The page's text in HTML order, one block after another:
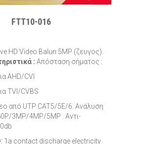
FTT10-016
HD Video Balun 5MP (ζευγος).
: Απόσταση σήματος :
AHD/CVI
TVI/CVBS
από UTP CAT5/5E/6. Ανάλυση
3MP/4MP/5MP . Αντι-
1a contact discharge electricity